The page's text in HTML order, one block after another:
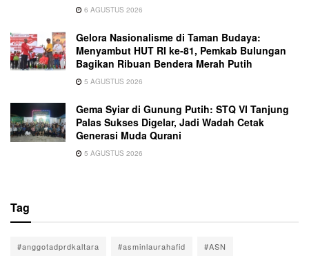
6 AGUSTUS 2026
Gelora Nasionalisme di Taman Budaya:
Menyambut HUT RI ke-81, Pemkab Bulungan
Bagikan Ribuan Bendera Merah Putih
5 AGUSTUS 2026
Gema Syiar di Gunung Putih: STQ VI Tanjung
Palas Sukses Digelar, Jadi Wadah Cetak
Generasi Muda Qurani
5 AGUSTUS 2026
Tag
#anggotadprdkaltara #asminlaurahafid #ASN